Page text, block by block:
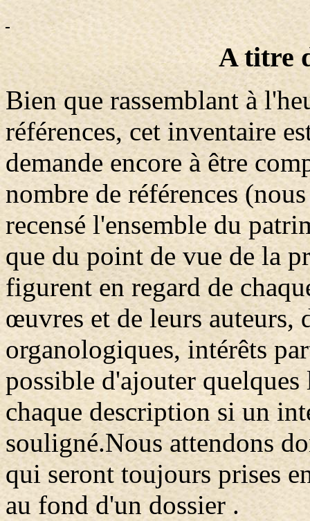
A titre
Bien que rassemblant à
références, cet inventaire
demande encore à être
nombre de références
recensé l'ensemble du
que du point de vue de la
figurent en regard de
œuvres et de leurs auteurs,
organologiques, intérêts
possible d'ajouter quelques
chaque description si un
souligné.Nous attendons
qui seront toujours prises
au fond d'un dossier .